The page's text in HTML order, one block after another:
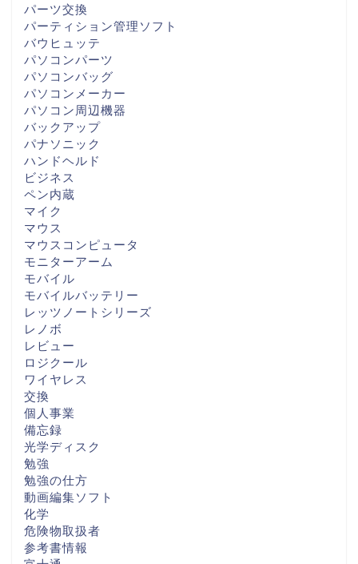
パーツ交換
パーティション管理ソフト
バウヒュッテ
パソコンパーツ
パソコンバッグ
パソコンメーカー
パソコン周辺機器
バックアップ
パナソニック
ハンドヘルド
ビジネス
ペン内蔵
マイク
マウス
マウスコンピュータ
モニターアーム
モバイル
モバイルバッテリー
レッツノートシリーズ
レノボ
レビュー
ロジクール
ワイヤレス
交換
個人事業
備忘録
光学ディスク
勉強
勉強の仕方
動画編集ソフト
化学
危険物取扱者
参考書情報